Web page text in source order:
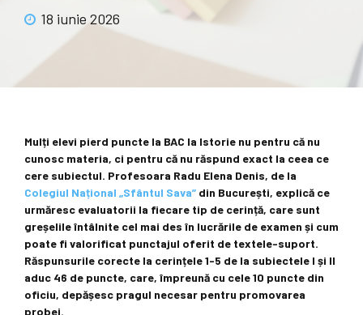
18 iunie 2026
Mulți elevi pierd puncte la BAC la Istorie nu pentru că nu
cunosc materia, ci pentru că nu răspund exact la ceea ce
cere subiectul. Profesoara Radu Elena Denis, de la
Colegiul Național „Sfântul Sava” din București, explică ce
urmăresc evaluatorii la fiecare tip de cerință, care sunt
greșelile întâlnite cel mai des în lucrările de examen și cum
poate fi valorificat punctajul oferit de textele-suport.
Răspunsurile corecte la cerințele 1-5 de la subiectele I și II
aduc 46 de puncte, care, împreună cu cele 10 puncte din
oficiu, depășesc pragul necesar pentru promovarea
probei.